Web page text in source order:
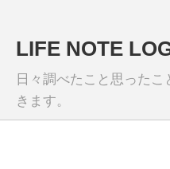
LIFE NOTE
日々調べたこと思った
きます。